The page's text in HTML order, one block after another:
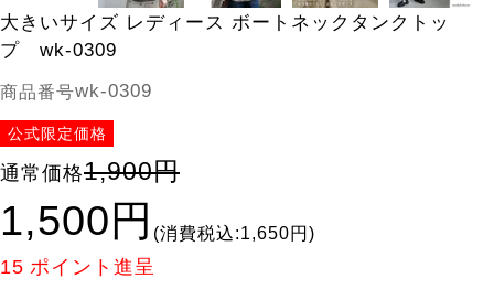
大きいサイズ レディース ボートネックタンクトッ
プ wk-0309
商品番号wk-0309
公式限定価格
通常価格1,900円
1,500円 (消費税込:1,650円)
15 ポイント進呈